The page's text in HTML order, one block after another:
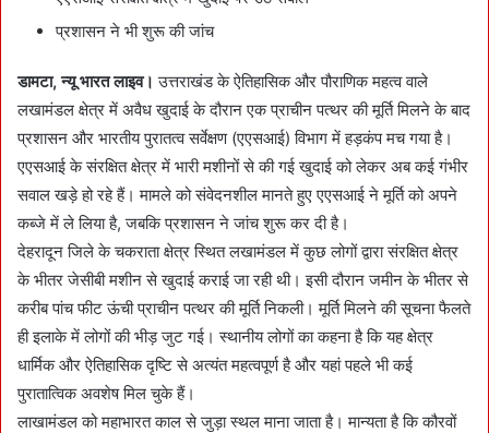
प्रशासन ने भी शुरू की जांच
डामटा, न्यू भारत लाइव। उत्तराखंड के ऐतिहासिक और पौराणिक महत्व वाले
लखामंडल क्षेत्र में अवैध खुदाई के दौरान एक प्राचीन पत्थर की मूर्ति मिलने के बाद
प्रशासन और भारतीय पुरातत्व सर्वेक्षण (एएसआई) विभाग में हड़कंप मच गया है।
एएसआई के संरक्षित क्षेत्र में भारी मशीनों से की गई खुदाई को लेकर अब कई गंभीर
सवाल खड़े हो रहे हैं। मामले को संवेदनशील मानते हुए एएसआई ने मूर्ति को अपने
कब्जे में ले लिया है, जबकि प्रशासन ने जांच शुरू कर दी है।
देहरादून जिले के चकराता क्षेत्र स्थित लखामंडल में कुछ लोगों द्वारा संरक्षित क्षेत्र
के भीतर जेसीबी मशीन से खुदाई कराई जा रही थी। इसी दौरान जमीन के भीतर से
करीब पांच फीट ऊंची प्राचीन पत्थर की मूर्ति निकली। मूर्ति मिलने की सूचना फैलते
ही इलाके में लोगों की भीड़ जुट गई। स्थानीय लोगों का कहना है कि यह क्षेत्र
धार्मिक और ऐतिहासिक दृष्टि से अत्यंत महत्वपूर्ण है और यहां पहले भी कई
पुरातात्विक अवशेष मिल चुके हैं।
लाखामंडल को महाभारत काल से जुड़ा स्थल माना जाता है। मान्यता है कि कौरवों